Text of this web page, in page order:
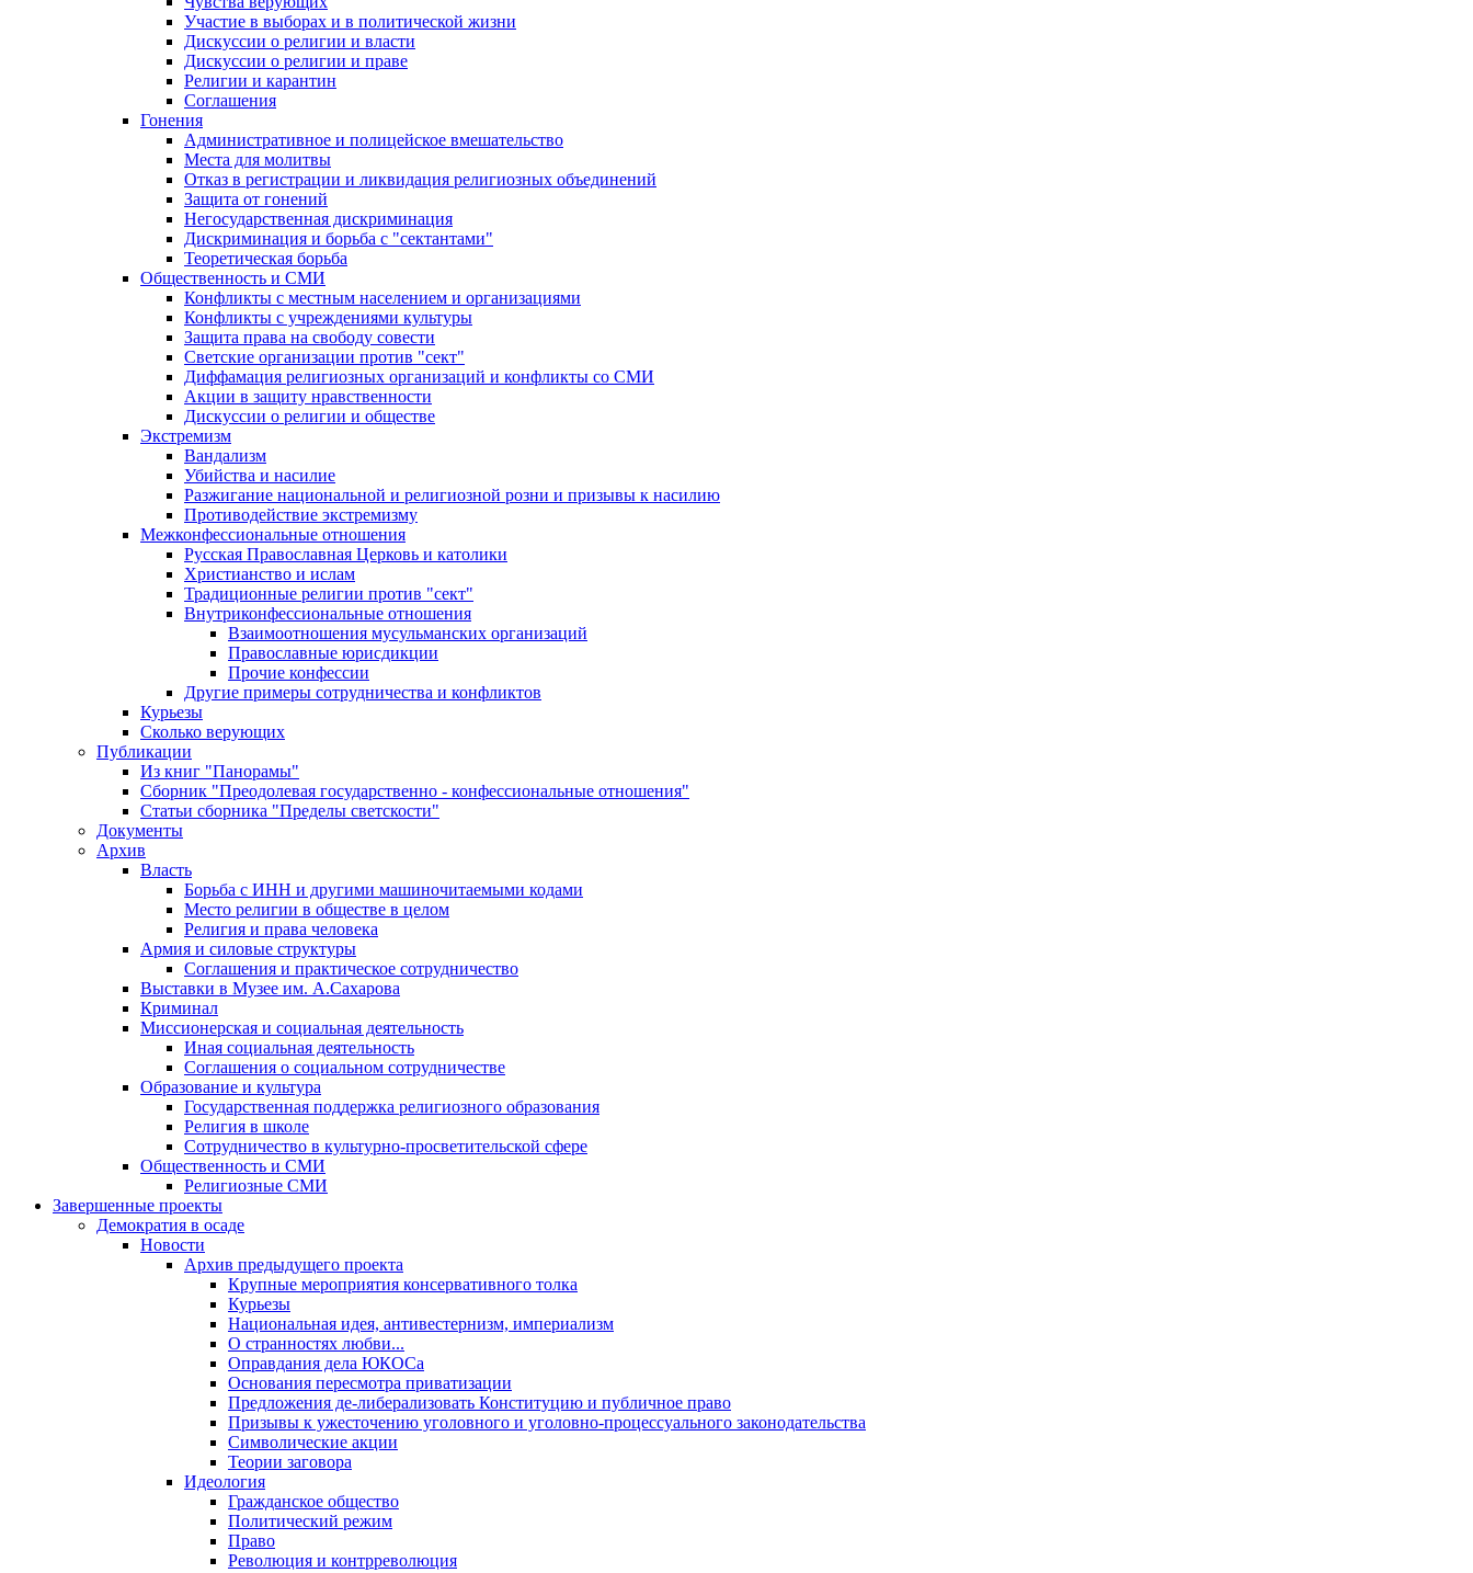
Участие в выборах и в политической жизни
Дискуссии о религии и власти
Дискуссии о религии и праве
Религии и карантин
Соглашения
Гонения
Административное и полицейское вмешательство
Места для молитвы
Отказ в регистрации и ликвидация религиозных объединений
Защита от гонений
Негосударственная дискриминация
Дискриминация и борьба с "сектантами"
Теоретическая борьба
Общественность и СМИ
Конфликты с местным населением и организациями
Конфликты с учреждениями культуры
Защита права на свободу совести
Светские организации против "сект"
Диффамация религиозных организаций и конфликты со СМИ
Акции в защиту нравственности
Дискуссии о религии и обществе
Экстремизм
Вандализм
Убийства и насилие
Разжигание национальной и религиозной розни и призывы к насилию
Противодействие экстремизму
Межконфессиональные отношения
Русская Православная Церковь и католики
Христианство и ислам
Традиционные религии против "сект"
Внутриконфессиональные отношения
Взаимоотношения мусульманских организаций
Православные юрисдикции
Прочие конфессии
Другие примеры сотрудничества и конфликтов
Курьезы
Сколько верующих
Публикации
Из книг "Панорамы"
Сборник "Преодолевая государственно - конфессиональные отношения"
Статьи сборника "Пределы светскости"
Документы
Архив
Власть
Борьба с ИНН и другими машиночитаемыми кодами
Место религии в обществе в целом
Религия и права человека
Армия и силовые структуры
Соглашения и практическое сотрудничество
Выставки в Музее им. А.Сахарова
Криминал
Миссионерская и социальная деятельность
Иная социальная деятельность
Соглашения о социальном сотрудничестве
Образование и культура
Государственная поддержка религиозного образования
Религия в школе
Сотрудничество в культурно-просветительской сфере
Общественность и СМИ
Религиозные СМИ
Завершенные проекты
Демократия в осаде
Новости
Архив предыдущего проекта
Крупные мероприятия консервативного толка
Курьезы
Национальная идея, антивестернизм, империализм
О странностях любви...
Оправдания дела ЮКОСа
Основания пересмотра приватизации
Предложения де-либерализовать Конституцию и публичное право
Призывы к ужесточению уголовного и уголовно-процессуального законодательства
Символические акции
Теории заговора
Идеология
Гражданское общество
Политический режим
Право
Революция и контрреволюция